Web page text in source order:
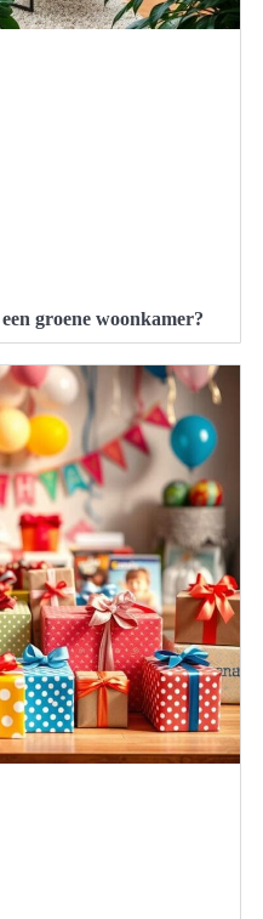
groene woonkamer?